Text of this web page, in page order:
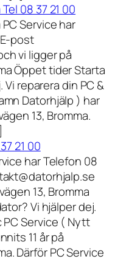
08 37 21 00
Service har
post
vi ligger på
Öppet tider Starta
reparera din PC &
Datorhjälp ) har
13, Bromma.
21 00
har Telefon 08
13, Bromma
Vi hjälper dej.
PC Service ( Nytt
11 år på
Därför PC Service